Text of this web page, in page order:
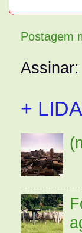
Postagem
Assinar:
+